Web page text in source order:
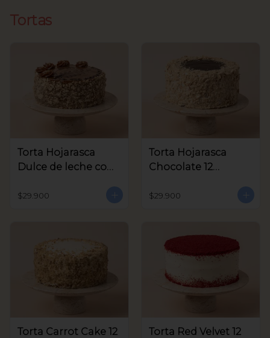
Tortas
Torta Hojarasca
Dulce de leche con
aprox
$29.900
Torta Hojarasca
Chocolate 12
$29.900
Torta Carrot Cake 12 Torta Red Velvet 12